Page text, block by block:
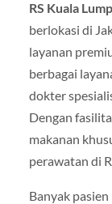
RS Kuala
berlokasi di
layanan
berbagai
dokter
Dengan
makanan
perawatan di
Banyak